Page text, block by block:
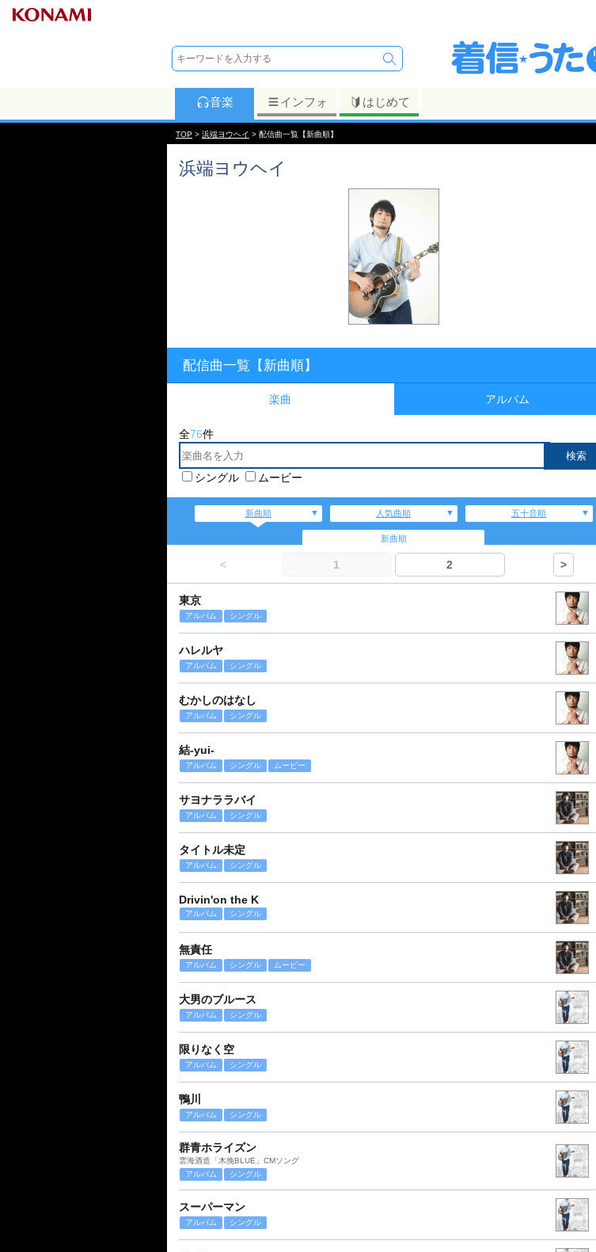
音楽 インフォ はじめて
TOP > 浜端ヨウヘイ > 配信曲一覧【新曲順】
浜端ヨウヘイ
配信曲一覧【新曲順】
楽曲 アルバム
全76件
シングル ムービー
新曲順 人気曲順 五十音順
新曲順
< 1 2 >
東京
アルバム シングル
ハレルヤ
アルバム シングル
むかしのはなし
アルバム シングル
結-yui-
アルバム シングル ムービー
サヨナララバイ
アルバム シングル
タイトル未定
アルバム シングル
Drivin'on the K
アルバム シングル
無責任
アルバム シングル ムービー
大男のブルース
アルバム シングル
限りなく空
アルバム シングル
鴨川
アルバム シングル
群青ホライズン
雲海酒造「木挽BLUE」CMソング
アルバム
シングル
スーパーマン
アルバム シングル